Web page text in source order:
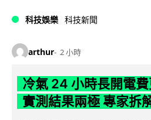
科技娛樂 科技新聞
arthur 2 小時
冷氣 24 小時長開電
實測結果兩極 專家拆